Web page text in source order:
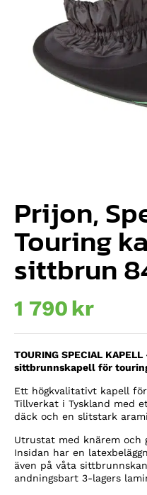
Prijon,
Touring
sittbrun
1 790 kr
TOURING SPECIAL
sittbrunnskapell för
Ett högkvalitativt kapell
Tillverkat i Tyskland med
däck och en slitstark
Utrustat med knärem och
Insidan har en
även på våta
andningsbart 3-lagers